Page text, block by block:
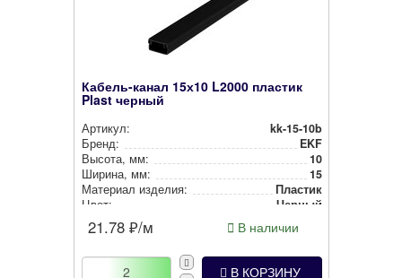
Кабель-канал 15х10 L2000 пластик
Plast черный
Артикул:
kk-15-10b
Бренд:
EKF
Высота, мм:
10
Ширина, мм:
15
Материал изделия:
Пластик
Цвет:
Черный
21.78 ₽/м В наличии
В КОРЗИНУ